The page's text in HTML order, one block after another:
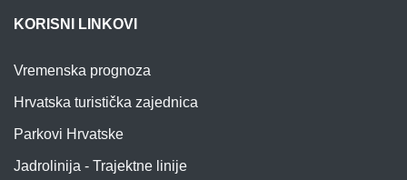
KORISNI LINKOVI
Vremenska prognoza
Hrvatska turistička zajednica
Parkovi Hrvatske
Jadrolinija - Trajektne linije